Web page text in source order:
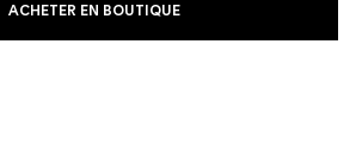
ACHETER EN BOUTIQUE